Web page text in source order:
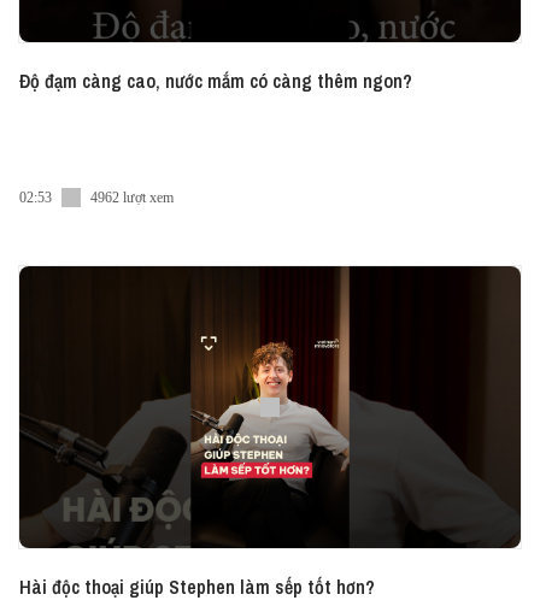
Độ đạm càng cao, nước mắm có càng thêm ngon?
02:53 4962 lượt xem
Hài độc thoại giúp Stephen làm sếp tốt hơn?